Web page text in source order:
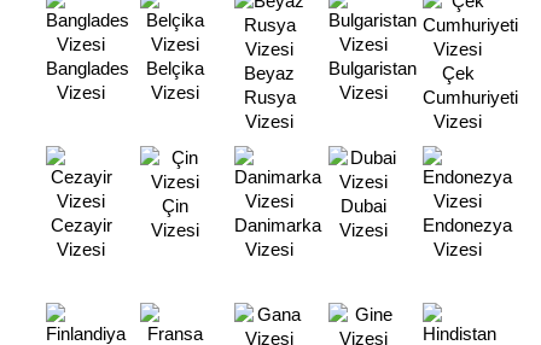
Banglades
Vizesi
Belçika
Vizesi
Beyaz
Rusya
Vizesi
Bulgaristan
Vizesi
Çek
Cumhuriyeti
Vizesi
Cezayir
Vizesi
Çin
Vizesi
Danimarka
Vizesi
Dubai
Vizesi
Endonezya
Vizesi